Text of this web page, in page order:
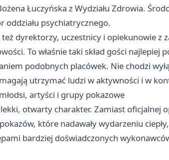
Łuczyńska z Wydziału Zdrowia.
oddziału psychiatrycznego.
dyrektorzy, uczestnicy i opiekunowie z
To właśnie taki skład gości najlepiej
podobnych placówek. Nie chodzi
utrzymać ludzi w aktywności i w
artyści i grupy pokazowe
otwarty charakter. Zamiast oficjalnej
które nadawały wydarzeniu
bardziej doświadczonych